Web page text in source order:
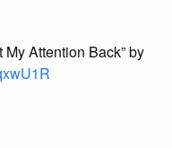
My Attention Back” by